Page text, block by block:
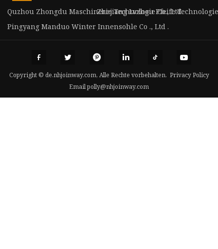
Quzhou Zhongdu Maschinerie Technologie Co., Ltd.
Zhejiang Lvzhou Pfeife Technologie
Pingyang Manduo Winter Innensohle Co ., Ltd .
Copyright © de.nhjoinway.com, Alle Rechte vorbehalten. Privacy Policy
Emailpolly@nhjoinway.com